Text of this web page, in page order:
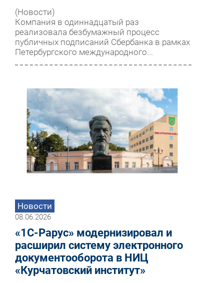
(Новости)
Компания в одиннадцатый раз
реализовала безбумажный процесс
публичных подписаний Сбербанка в рамках
Петербургского международного...
Новости
08.06.2026
«1С-Рарус» модернизировал и
расширил систему электронного
документооборота в НИЦ
«Курчатовский институт»